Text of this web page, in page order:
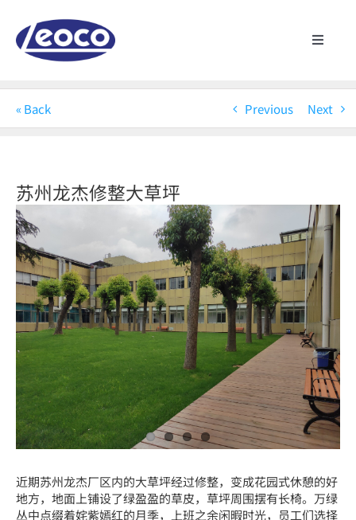
content
Toggle
关于龙杰
制造业
产品
最新消息
联络我们
简体中文
« Back Previous Next
苏州龙杰修整大草坪
View
Larger
Image
近期苏州龙杰厂区内的大草坪经过修整，变成花园式休憩的好
地方，地面上铺设了绿盈盈的草皮，草坪周围摆有长椅。万绿
丛中点缀着姹紫嫣红的月季，上班之余闲暇时光，员工们选择